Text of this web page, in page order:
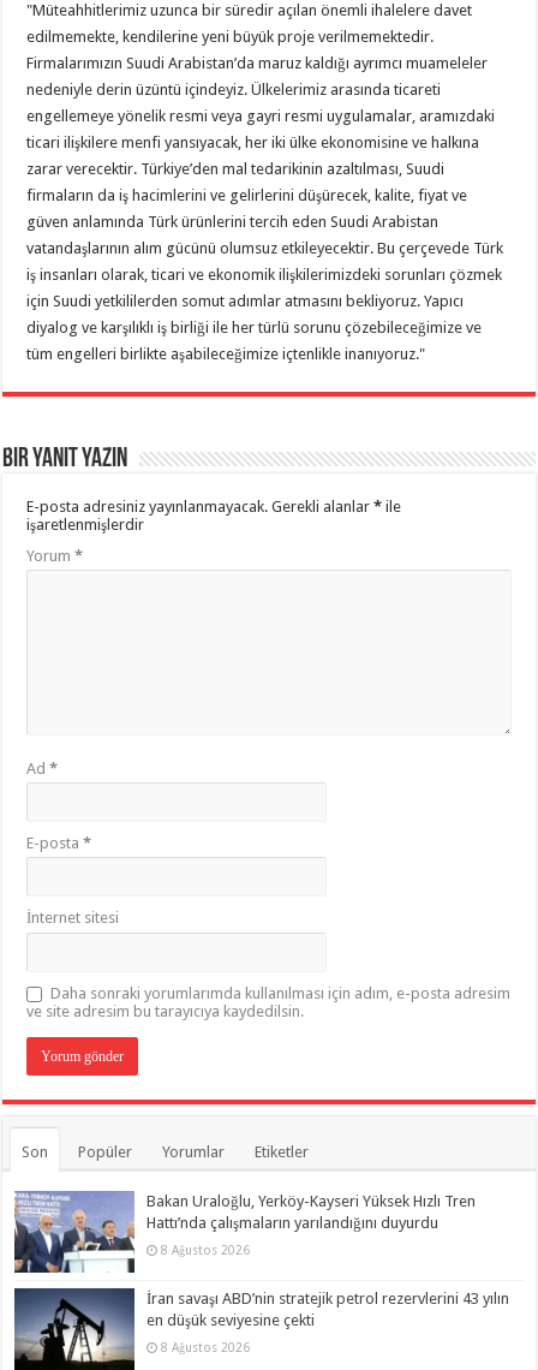
"Müteahhitlerimiz uzunca bir süredir açılan önemli ihalelere davet
edilmemekte, kendilerine yeni büyük proje verilmemektedir.
Firmalarımızın Suudi Arabistan’da maruz kaldığı ayrımcı muameleler
nedeniyle derin üzüntü içindeyiz. Ülkelerimiz arasında ticareti
engellemeye yönelik resmi veya gayri resmi uygulamalar, aramızdaki
ticari ilişkilere menfi yansıyacak, her iki ülke ekonomisine ve halkına
zarar verecektir. Türkiye’den mal tedarikinin azaltılması, Suudi
firmaların da iş hacimlerini ve gelirlerini düşürecek, kalite, fiyat ve
güven anlamında Türk ürünlerini tercih eden Suudi Arabistan
vatandaşlarının alım gücünü olumsuz etkileyecektir. Bu çerçevede Türk
iş insanları olarak, ticari ve ekonomik ilişkilerimizdeki sorunları çözmek
için Suudi yetkililerden somut adımlar atmasını bekliyoruz. Yapıcı
diyalog ve karşılıklı iş birliği ile her türlü sorunu çözebileceğimize ve
tüm engelleri birlikte aşabileceğimize içtenlikle inanıyoruz."
Bir yanıt yazın
E-posta adresiniz yayınlanmayacak. Gerekli alanlar* ile
işaretlenmişlerdir
Yorum*
Ad*
E-posta*
İnternet sitesi
Daha sonraki yorumlarımda kullanılması için adım, e-posta adresim
ve site adresim bu tarayıcıya kaydedilsin.
Son Popüler Yorumlar Etiketler
Bakan Uraloğlu, Yerköy-Kayseri Yüksek Hızlı Tren
Hattı’nda çalışmaların yarılandığını duyurdu
8 Ağustos 2026
İran savaşı ABD’nin stratejik petrol rezervlerini 43 yılın
en düşük seviyesine çekti
8 Ağustos 2026